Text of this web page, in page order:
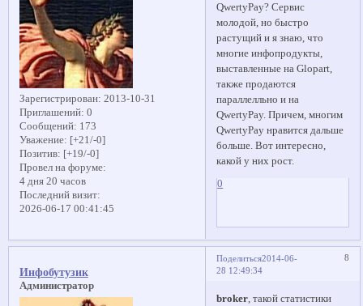
Зарегистрирован: 2013-10-31
Приглашений: 0
Сообщений: 173
Уважение: [+21/-0]
Позитив: [+19/-0]
Провел на форуме:
4 дня 20 часов
Последний визит:
2026-06-17 00:41:45
QwertyPay? Сервис
молодой, но быстро
растущий и я знаю, что
многие инфопродукты,
выставленные на Glopart,
также продаются
параллелльно и на
QwertyPay. Причем, многим
QwertyPay нравится дальше
больше. Вот интересно,
какой у них рост.
0
Поделиться 8
2014-06-
28 12:49:34
Инфобутузик
Администратор
broker , такой статистики